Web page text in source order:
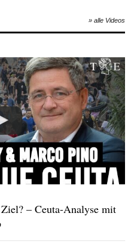
» alle Videos
– Ceuta-Analyse mit